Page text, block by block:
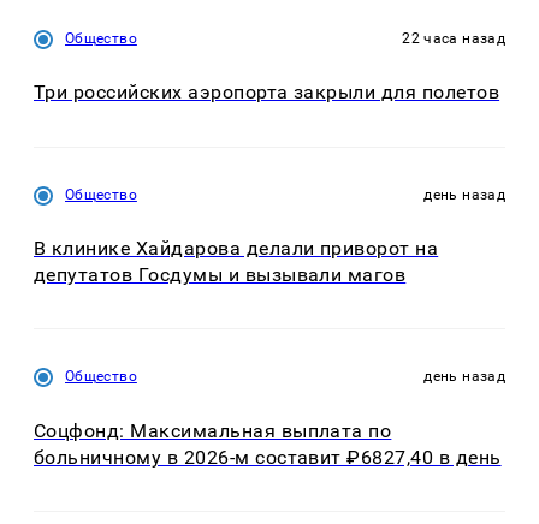
Общество 22 часа назад
Три российских аэропорта закрыли для полетов
Общество день назад
В клинике Хайдарова делали приворот на
депутатов Госдумы и вызывали магов
Общество день назад
Соцфонд: Максимальная выплата по
больничному в 2026-м составит ₽6827,40 в день